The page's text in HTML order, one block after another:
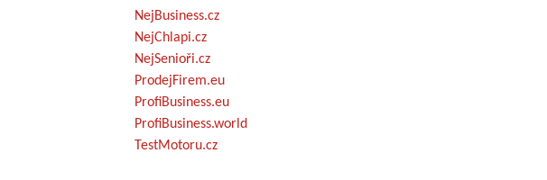
NejBusiness.cz
NejChlapi.cz
NejSenioři.cz
ProdejFirem.eu
ProfiBusiness.eu
ProfiBusiness.world
TestMotoru.cz